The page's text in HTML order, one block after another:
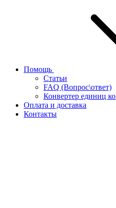
Помощь
Статьи
FAQ (Вопрос\ответ)
Конвертер единиц
Оплата и доставка
Контакты